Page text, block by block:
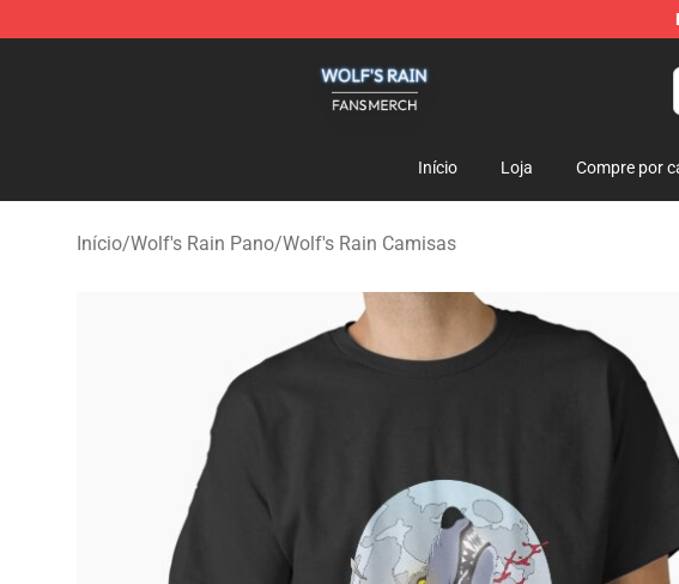
Início Loja Compre por
Início/Wolf's Rain Pano/Wolf's Rain Camisas